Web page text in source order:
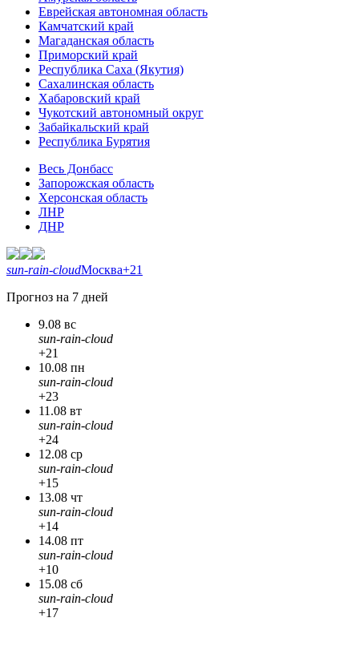
Еврейская автономная область
Камчатский край
Магаданская область
Приморский край
Республика Саха (Якутия)
Сахалинская область
Хабаровский край
Чукотский автономный округ
Забайкальский край
Республика Бурятия
Весь Донбасс
Запорожская область
Херсонская область
ЛНР
ДНР
sun-rain-cloudМосква+21
Прогноз на 7 дней
9.08 вс
sun-rain-cloud
+21
10.08 пн
sun-rain-cloud
+23
11.08 вт
sun-rain-cloud
+24
12.08 ср
sun-rain-cloud
+15
13.08 чт
sun-rain-cloud
+14
14.08 пт
sun-rain-cloud
+10
15.08 сб
sun-rain-cloud
+17